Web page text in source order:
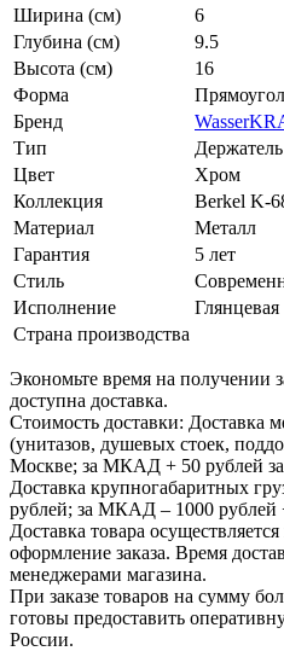
Ширина (см)
6
Глубина (см)
9.5
Высота (см)
16
Форма
Бренд
Тип
Цвет
Хром
Коллекция
Berkel K-
Материал
Металл
Гарантия
5 лет
Стиль
Исполнение
Глянцевая
Страна производства
Экономьте время на получении
доступна доставка.
Стоимость доставки: Доставка
(унитазов, душевых стоек,
Москве; за МКАД + 50 рублей
Доставка крупногабаритных
рублей; за МКАД – 1000 рублей
Доставка товара
оформление заказа. Время
менеджерами магазина.
При заказе товаров на сумму
готовы предоставить
России.